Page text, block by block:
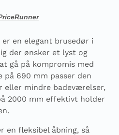
er en elegant brusedør i
der ønsker et lyst og
gå på kompromis med
på 690 mm passer den
eller mindre badeværelser,
2000 mm effektivt holder
en fleksibel åbning, så